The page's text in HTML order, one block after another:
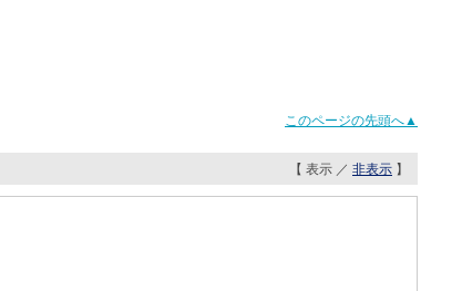
このページの先頭へ▲
【 表示 ／ 非表示 】